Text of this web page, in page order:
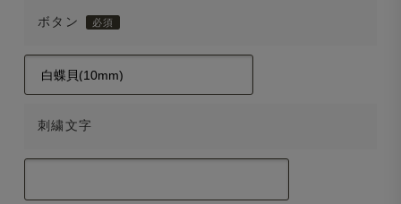
ボタン
刺繍文字